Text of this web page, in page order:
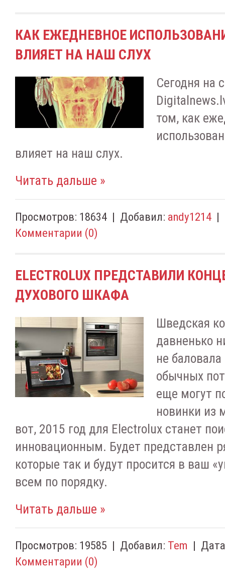
КАК ЕЖЕДНЕВНОЕ
ВЛИЯЕТ НА НАШ СЛУХ
Сегодня на
том, как
влияет на наш слух.
Читать дальше »
Просмотров: 18634 | Добавил: andy1214 |
Комментарии (0)
ELECTROLUX ПРЕДСТАВИЛИ
ДУХОВОГО ШКАФА
Шведская
давненько
не
обычных
еще могут
новинки из
вот, 2015 год для Electrolux станет
инновационным. Будет представлен
которые так и будут просится в ваш
всем по порядку.
Читать дальше »
Просмотров: 19585 | Добавил: Tem |
Комментарии (0)